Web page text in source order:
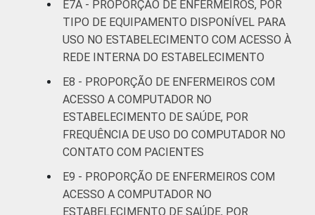
E7A - PROPORÇÃO DE ENFERMEIROS, POR
TIPO DE EQUIPAMENTO DISPONÍVEL PARA
USO NO ESTABELECIMENTO COM ACESSO À
REDE INTERNA DO ESTABELECIMENTO
E8 - PROPORÇÃO DE ENFERMEIROS COM
ACESSO A COMPUTADOR NO
ESTABELECIMENTO DE SAÚDE, POR
FREQUÊNCIA DE USO DO COMPUTADOR NO
CONTATO COM PACIENTES
E9 - PROPORÇÃO DE ENFERMEIROS COM
ACESSO A COMPUTADOR NO
ESTABELECIMENTO DE SAÚDE, POR